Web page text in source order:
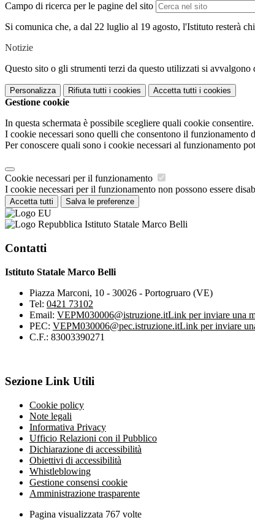
Campo di ricerca per le pagine del sito
Si comunica che, a dal 22 luglio al 19 agosto, l'Istituto resterà
Notizie
Questo sito o gli strumenti terzi da questo utilizzati si
Personalizza Rifiuta tutti i cookies Accetta tutti i cookies
Gestione cookie
In questa schermata è possibile scegliere quali cookie consentire.
I cookie necessari sono quelli che consentono il funzionamento
Per conoscere quali sono i cookie necessari al funzionamento
Cookie necessari per il funzionamento
I cookie necessari per il funzionamento non possono essere
Accetta tutti Salva le preferenze
Istituto Statale Marco Belli
Contatti
Istituto Statale Marco Belli
Piazza Marconi, 10 - 30026 - Portogruaro (VE)
Tel: 0421 73102
Email: VEPM030006@istruzione.itLink per inviare una
PEC: VEPM030006@pec.istruzione.itLink per inviare
C.F.: 83003390271
Sezione Link Utili
Cookie policy
Note legali
Informativa Privacy
Ufficio Relazioni con il Pubblico
Dichiarazione di accessibilità
Obiettivi di accessibilità
Whistleblowing
Gestione consensi cookie
Amministrazione trasparente
Pagina visualizzata 767 volte